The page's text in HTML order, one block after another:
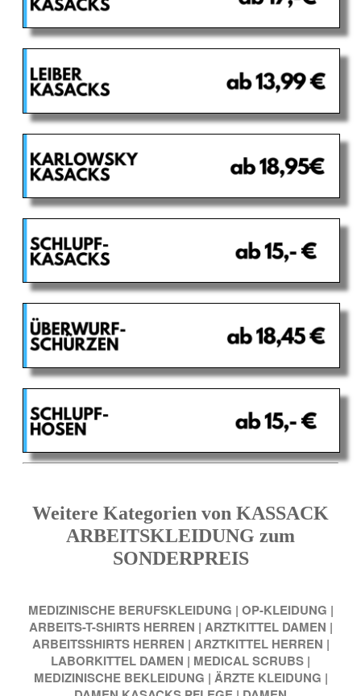
Weitere Kategorien von KASSACK
ARBEITSKLEIDUNG zum
SONDERPREIS
MEDIZINISCHE BERUFSKLEIDUNG | OP-KLEIDUNG |
ARBEITS-T-SHIRTS HERREN | ARZTKITTEL DAMEN |
ARBEITSSHIRTS HERREN | ARZTKITTEL HERREN |
LABORKITTEL DAMEN | MEDICAL SCRUBS |
MEDIZINISCHE BEKLEIDUNG | ÄRZTE KLEIDUNG |